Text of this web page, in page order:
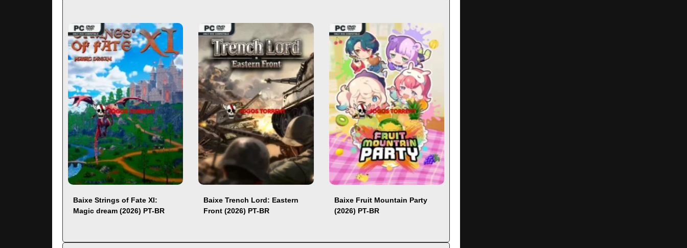
Baixe Strings of Fate XI:
Magic dream (2026) PT-BR
Baixe Trench Lord: Eastern
Front (2026) PT-BR
Baixe Fruit Mountain Party
(2026) PT-BR